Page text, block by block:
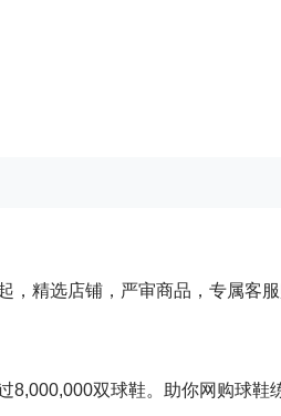
，精选店铺，严审商品，专属客
8,000,000双球鞋。助你网购球鞋